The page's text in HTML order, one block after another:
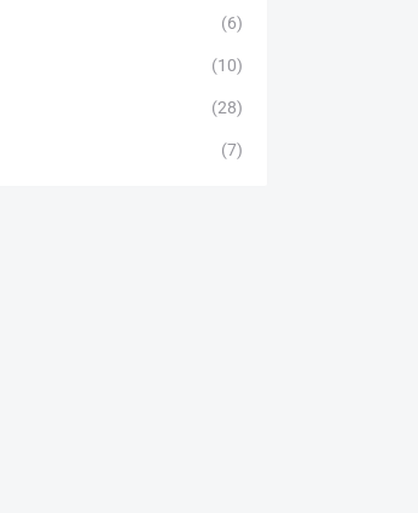
(6)
(10)
(28)
(7)